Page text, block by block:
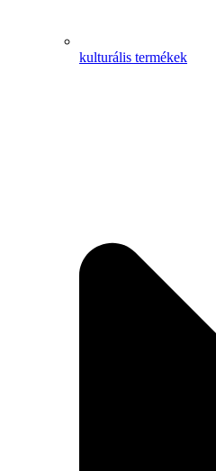
kulturális termékek